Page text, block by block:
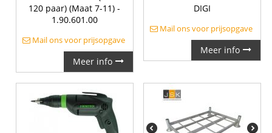
120 paar) (Maat 7-11) -
1.90.601.00
Mail ons voor prijsopgave
Meer info
DIGI
Mail ons voor prijsopgave
Meer info